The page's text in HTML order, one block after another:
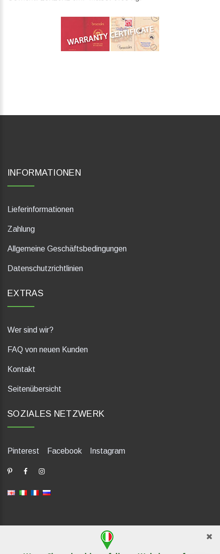
INFORMATIONEN
Lieferinformationen
Zahlung
Allgemeine Geschäftsbedingungen
Datenschutzrichtlinien
EXTRAS
Wer sind wir?
FAQ von neuen Kunden
Kontakt
Seitenübersicht
SOZIALES NETZWERK
Pinterest Facebook Instagram
dP Motion Media. Via La Piana 430, 47835 Saludecio (RN), Italia.